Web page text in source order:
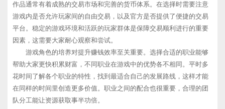
作品通常有着成熟的交易市场和完善的货币体系。在选择时需要注意
游戏内是否允许玩家间的自由交易，以及官方是否提供了便捷的交易
平台。稳定的游戏环境和活跃的玩家群体是保障交易顺利进行的重要
因素，这需要大家耐心观察和尝试。
游戏角色的培养对提升赚钱效率至关重要。选择合适的职业能够
帮助大家更快积累财富，不同职业在游戏中的优势各不相同。平时多
花时间了解各个职业的特性，找到最适合自己的发展路线，这样才能
在同样的时间里创造更多价值。职业之间的配合也很重要，合理的团
队分工能让资源获取事半功倍。